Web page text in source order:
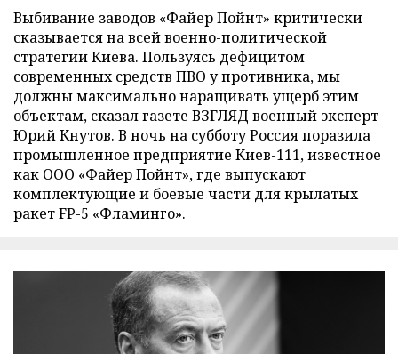
Выбивание заводов «Файер Пойнт» критически
сказывается на всей военно-политической
стратегии Киева. Пользуясь дефицитом
современных средств ПВО у противника, мы
должны максимально наращивать ущерб этим
объектам, сказал газете ВЗГЛЯД военный эксперт
Юрий Кнутов. В ночь на субботу Россия поразила
промышленное предприятие Киев-111, известное
как ООО «Файер Пойнт», где выпускают
комплектующие и боевые части для крылатых
ракет FP-5 «Фламинго».